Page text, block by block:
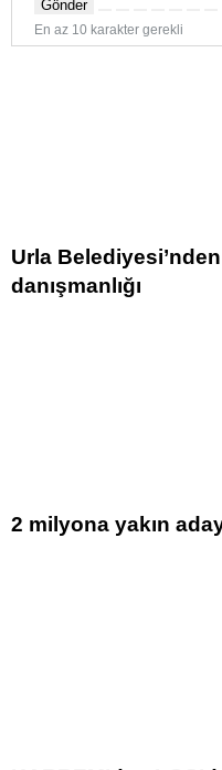
Gönder
En az 10 karakter gerekli
Urla
danışmanlığı
2 milyona yakın